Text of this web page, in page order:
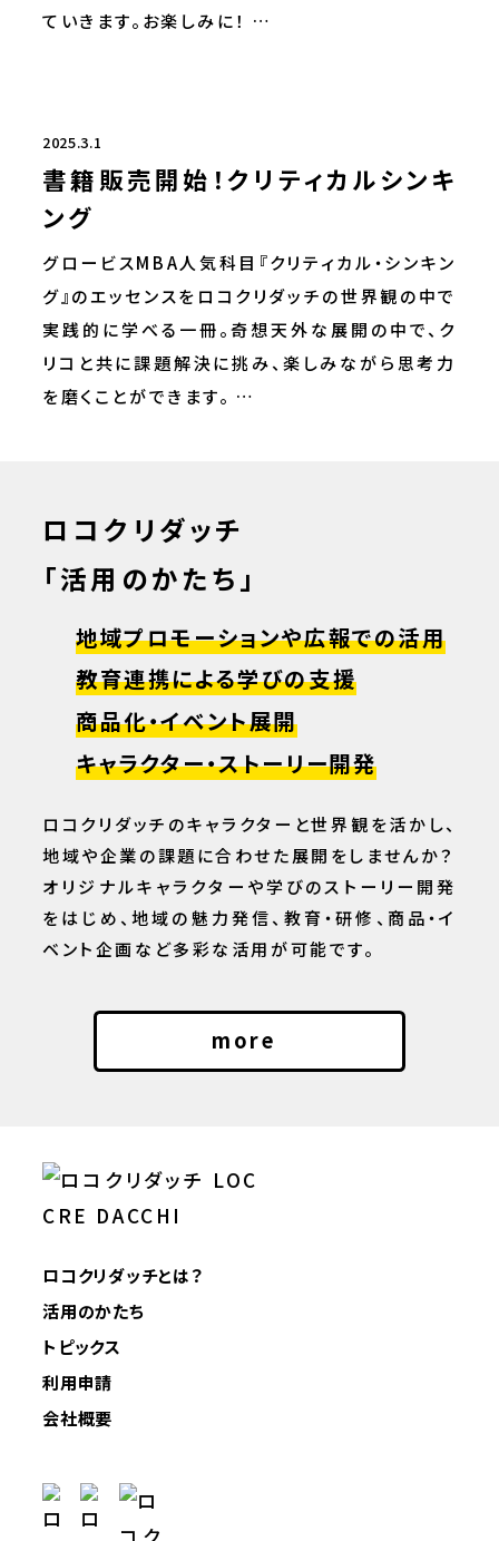
ロコクリダッチとは？
トピックス
利用申請
会社概要
ていきます。お楽しみに！ …
2025.3.1
書籍販売開始！クリティカルシンキ
ング
グロービスMBA人気科目『クリティカル・シンキン
グ』のエッセンスをロコクリダッチの世界観の中で
実践的に学べる一冊。奇想天外な展開の中で、ク
リコと共に課題解決に挑み、楽しみながら思考力
を磨くことができます。 …
ロコクリダッチ
「活用のかたち」
地域プロモーションや広報での活用
教育連携による学びの支援
商品化・イベント展開
キャラクター・ストーリー開発
ロコクリダッチのキャラクターと世界観を活かし、
地域や企業の課題に合わせた展開をしませんか？
オリジナルキャラクターや学びのストーリー開発
をはじめ、地域の魅力発信、教育・研修、商品・イ
ベント企画など多彩な活用が可能です。
more
ロコクリダッチとは？
活用のかたち
トピックス
利用申請
会社概要